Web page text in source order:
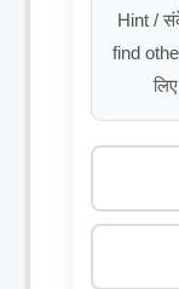
Hint /
find